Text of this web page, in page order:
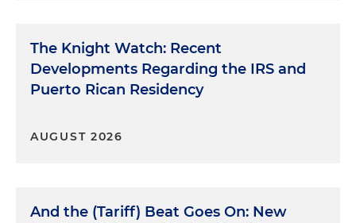
The Knight Watch: Recent
Developments Regarding the IRS and
Puerto Rican Residency
AUGUST 2026
And the (Tariff) Beat Goes On: New